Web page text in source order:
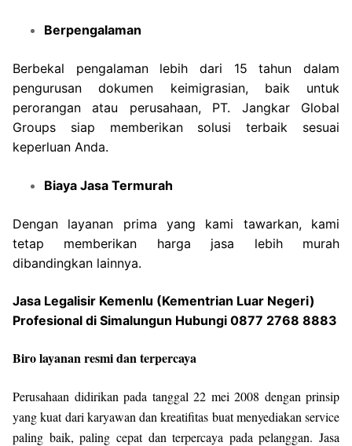
Berpengalaman
Berbekal pengalaman lebih dari 15 tahun dalam
pengurusan dokumen keimigrasian, baik untuk
perorangan atau perusahaan, PT. Jangkar Global
Groups siap memberikan solusi terbaik sesuai
keperluan Anda.
Biaya Jasa Termurah
Dengan layanan prima yang kami tawarkan, kami
tetap memberikan harga jasa lebih murah
dibandingkan lainnya.
Jasa Legalisir Kemenlu (Kementrian Luar Negeri)
Profesional di Simalungun Hubungi 0877 2768 8883
Biro layanan resmi dan terpercaya
Perusahaan didirikan pada tanggal 22 mei 2008 dengan prinsip
yang kuat dari karyawan dan kreatifitas buat menyediakan service
paling baik, paling cepat dan terpercaya pada pelanggan. Jasa